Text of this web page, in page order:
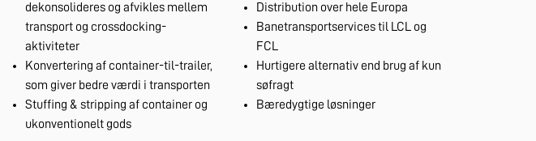
dekonsolideres og afvikles mellem
transport og crossdocking-
aktiviteter
Konvertering af container-til-trailer,
som giver bedre værdi i transporten
Stuffing & stripping af container og
ukonventionelt gods
Distribution over hele Europa
Banetransportservices til LCL og
FCL
Hurtigere alternativ end brug af kun
søfragt
Bæredygtige løsninger